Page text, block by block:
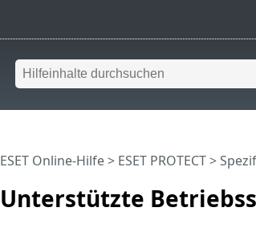
Unterstützte
ESET Online-Hilfe> ESET PROTECT>